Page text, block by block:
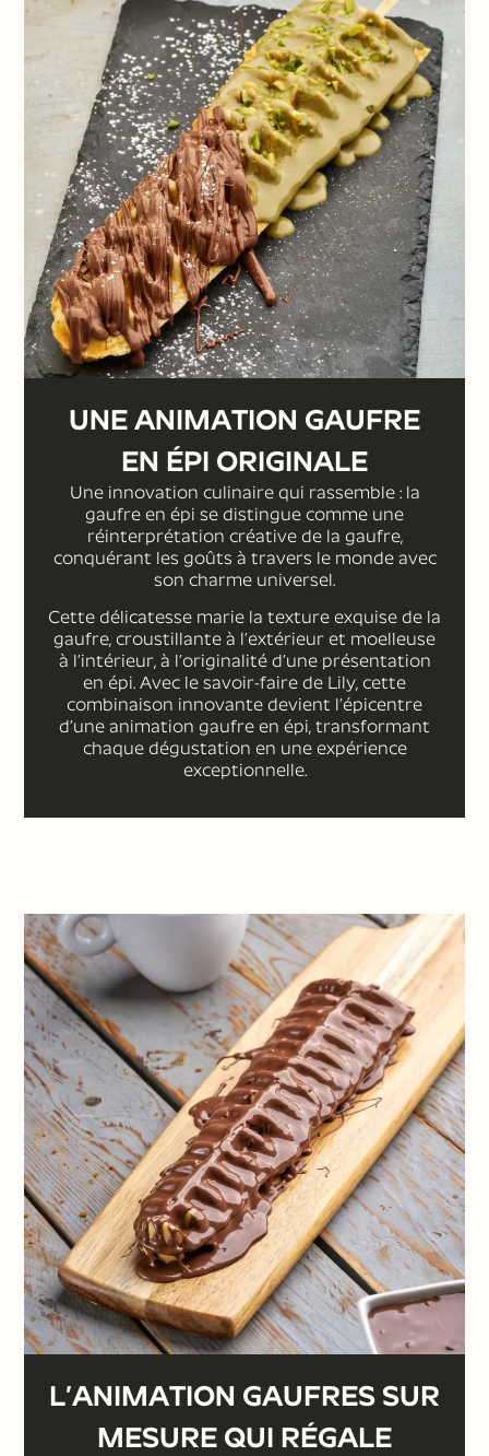
personnalisée qui marquera les
esprits. Optez pour l'animation
gaufres en épi et confiez à Lily le
soin de magnifier votre
événement.
DEMANDER UN DEVIS ⟶
UNE ANIMATION GAUFRE
EN ÉPI ORIGINALE
Une innovation culinaire qui rassemble : la
gaufre en épi se distingue comme une
réinterprétation créative de la gaufre,
conquérant les goûts à travers le monde avec
son charme universel.
Cette délicatesse marie la texture exquise de la
gaufre, croustillante à l’extérieur et moelleuse
à l’intérieur, à l’originalité d’une présentation
en épi. Avec le savoir-faire de Lily, cette
combinaison innovante devient l’épicentre
d’une animation gaufre en épi, transformant
chaque dégustation en une expérience
exceptionnelle.
L’ANIMATION GAUFRES SUR
MESURE QUI RÉGALE